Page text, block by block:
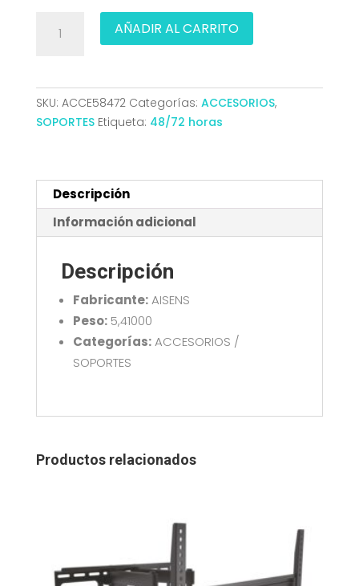
MESA
PARA
MONITOR/TV
NEGRO
AISENS
AÑADIR AL CARRITO
SKU: ACCE58472 Categorías: ACCESORIOS,
SOPORTES Etiqueta: 48/72 horas
Descripción
Información adicional
Descripción
Fabricante:AISENS
Peso:5,41000
Categorías:ACCESORIOS /
SOPORTES
Productos relacionados